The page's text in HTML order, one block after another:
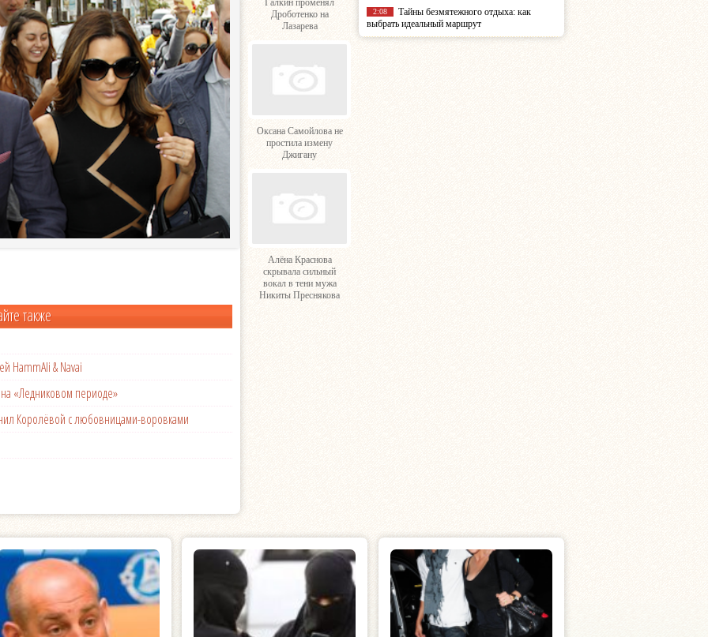
также
HammAli & Navai
«Ледниковом периоде»
Королёвой с любовницами-воровками
Галкин променял
Дроботенко на
Лазарева
Оксана Самойлова не
простила измену
Джигану
Алёна Краснова
скрывала сильный
вокал в тени мужа
Никиты Преснякова
2:08
Тайны безмятежного отдыха: как
выбрать идеальный маршрут